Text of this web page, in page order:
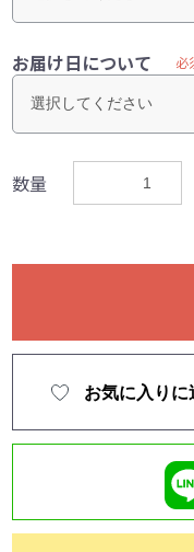
お届け日について 必
数量
お気に入りに